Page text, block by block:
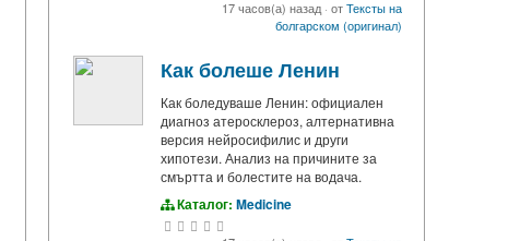
17 часов(а) назад· отТексты на
болгарском (оригинал)
Как болеше Ленин
Как боледуваше Ленин: официален
диагноз атеросклероз, алтернативна
версия нейросифилис и други
хипотези. Анализ на причините за
смъртта и болестите на водача.
Каталог: Medicine